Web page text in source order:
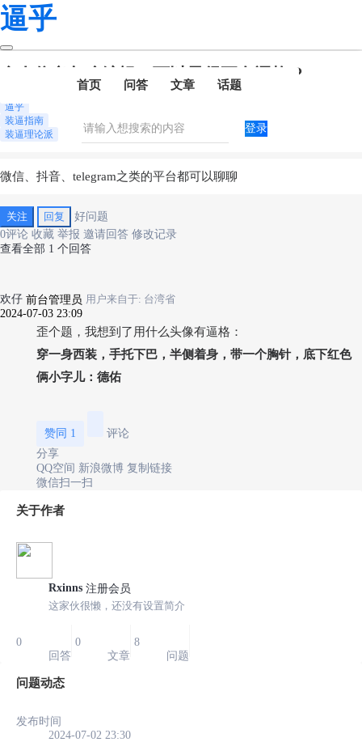
逼乎
首页 问答 文章 话题
登录
个人信息怎么编辑，可以显得更有逼格？
逼乎
装逼指南
装逼理论派
微信、抖音、telegram之类的平台都可以聊聊
关注 回复
好问题
0评论 收藏 举报 邀请回答 修改记录
查看全部 1 个回答
欢仔 前台管理员 用户来自于: 台湾省
2024-07-03 23:09
歪个题，我想到了用什么头像有逼格：
穿一身西装，手托下巴，半侧着身，带一个胸针，底下红色
俩小字儿：德佑
赞同 1
评论
分享
QQ空间 新浪微博 复制链接
微信扫一扫
关于作者
Rxinns 注册会员
这家伙很懒，还没有设置简介
0
回答
0
文章
8
问题
问题动态
发布时间
2024-07-02 23:30